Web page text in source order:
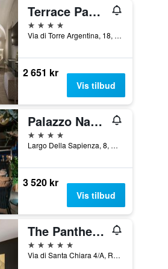
Terrace Pantheon Relais
4 stjerner
Via di Torre Argentina, 18, Roma, Italia
2 651 kr
Vis tilbud
Palazzo Navona
4 stjerner
Largo Della Sapienza, 8, Roma, Italia
3 520 kr
Vis tilbud
The Pantheon Iconic Rome Hotel, Autograph Collection
5 stjerner
Via di Santa Chiara 4/A, Roma, Italia